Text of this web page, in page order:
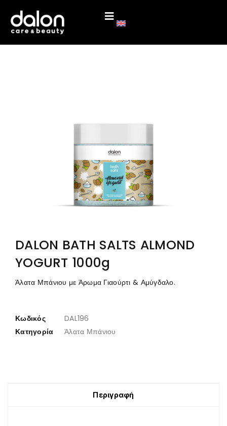
DALON BATH SALTS ALMOND
YOGURT 1000g
Άλατα Μπάνιου με Άρωμα Γιαούρτι & Αμύγδαλο.
Κωδικός
DAL196
Κατηγορία
Άλατα Μπάνιου
Περιγραφή